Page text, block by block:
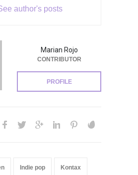
author's posts
Marian Rojo
CONTRIBUTOR
PROFILE
Indie pop Kontax